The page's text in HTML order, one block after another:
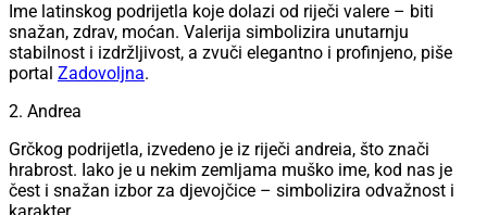
Ime latinskog podrijetla koje dolazi od riječi valere – biti
snažan, zdrav, moćan. Valerija simbolizira unutarnju
stabilnost i izdržljivost, a zvuči elegantno i profinjeno, piše
portal Zadovoljna.
2. Andrea
Grčkog podrijetla, izvedeno je iz riječi andreia, što znači
hrabrost. Iako je u nekim zemljama muško ime, kod nas je
čest i snažan izbor za djevojčice – simbolizira odvažnost i